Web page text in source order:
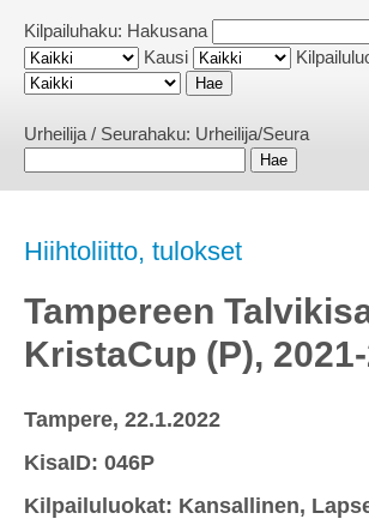
Kilpailuhaku: Hakusana
Kausi
Urheilija / Seurahaku: Urheilija/Seura
Hiihtoliitto, tulokset
Tampereen
KristaCup (P),
Tampere, 22.1.2022
KisaID: 046P
Kilpailuluokat: Kansallinen,